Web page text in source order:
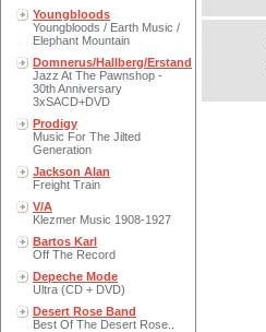
Youngbloods
Youngbloods / Earth Music /
Elephant Mountain
Domnerus/Hallberg/Erstand
Jazz At The Pawnshop -
30th Anniversary
3xSACD+DVD
Prodigy
Music For The Jilted
Generation
Jackson Alan
Freight Train
V/A
Klezmer Music 1908-1927
Bartos Karl
Off The Record
Depeche Mode
Ultra (CD + DVD)
Desert Rose Band
Best Of The Desert Rose..